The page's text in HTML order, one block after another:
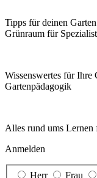
Tipps für deinen
Grünraum für
Wissenswertes für Ihre
Garten­pädagogik
Alles rund ums Lernen
Anmelden
Herr Frau